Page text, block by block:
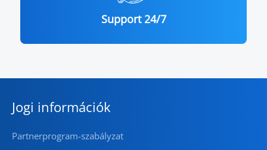
Support 24/7
Jogi információk
Partnerprogram-szabályzat